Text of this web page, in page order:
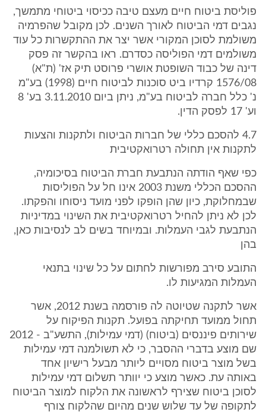
פוליסת ביטוח חיים מעצם טיבה ככיסוי ביטוחי מתמשך,
נגבים דמי הביטוח לאורך השנים. לכן מקובל שהפרמיה
משולמת לסוכן המקורי אשר יצר את ההתקשרות כל עוד
משולמים דמי הפוליסה כסדרם. ראו בהקשר זה פסק
דינה של כבוד השופטת אושרי פרוסט תיק אז' (ת"א)
1576/08 קרדיו ביט סוכנות לביטוח חיים (1998) בע"מ
נ' כלל חברה לביטוח בע"מ, ניתן ביום 3.11.2010 בע' 8
וע' 17 לפסק הדין.
4.7 להסכם כללי של חברות הביטוח ולתקנות והצעות
לתקנות אין תחולה רטרואקטיבית
כפי שאף הודתה הנתבעת חברת הביטוח בסיכומיה,
ההסכם הכללי משנת 2003 אינו חל על הפוליסות
שבמחלוקת, כיון שהן הופקו לפני מועד ניסוחו והפקתו.
לכן לא ניתן להחיל רטרואקטיבית את השינוי במדיניות
הנתבעת לגבי העמלות. ובמיוחד בשים לב לנסיבות כאן,
בהן
התובע סירב מפורשות לחתום על כל שינוי בתנאי
העמלות המגיעות לו.
אשר לתקנה שטיוטה לה פורסמה בשנת 2012, אשר
תחול ממועד תחיקתה בפועל. תקנות הפיקוח על
שירותים פיננסים (ביטוח) (דמי עמילות), התשע"ב - 2012
שם מוצע בדברי ההסבר, כי לא תשולמנה דמי עמילות
בשל מוצר ביטוח מסויים ליותר מבעל רישיון אחד
באותה עת. כאשר מוצע כי יוותר תשלום דמי עמילות
לסוכן ביטוח שצירף לראשונה את הלקוח למוצר הביטוח
לתקופה של עד שלוש שנים מהיום שהלקוח צורף